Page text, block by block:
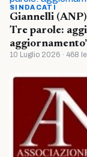
SINDACATI
Giannelli
Tre parole:
10 Luglio 2026 · 468